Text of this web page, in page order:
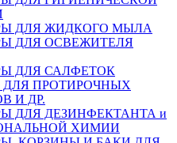
ДЛЯ ЖИДКОГО МЫЛА
ДЛЯ ОСВЕЖИТЕЛЯ
ДЛЯ САЛФЕТОК
ДЛЯ ПРОТИРОЧНЫХ
И ДР.
ДЛЯ ДЕЗИНФЕКТАНТА и
ХИМИИ